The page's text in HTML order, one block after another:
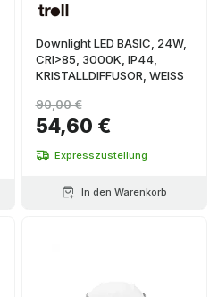
Downlight LED BASIC, 24W,
CRI>85, 3000K, IP44,
KRISTALLDIFFUSOR, WEISS
54,60 €
90,00 €
Expresszustellung
In den Warenkorb